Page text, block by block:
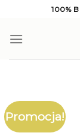
content
100%
Promocja!